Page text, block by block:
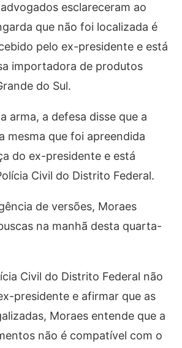
esclareceram ao
que não foi localizada é
pelo ex-presidente e está
importadora de produtos
do Sul.
arma, a defesa disse que a
mesma que foi apreendida
do ex-presidente e está
Civil do Distrito Federal.
de versões, Moraes
na manhã desta quarta-
Civil do Distrito Federal não
presidente e afirmar que as
Moraes entende que a
não é compatível com o